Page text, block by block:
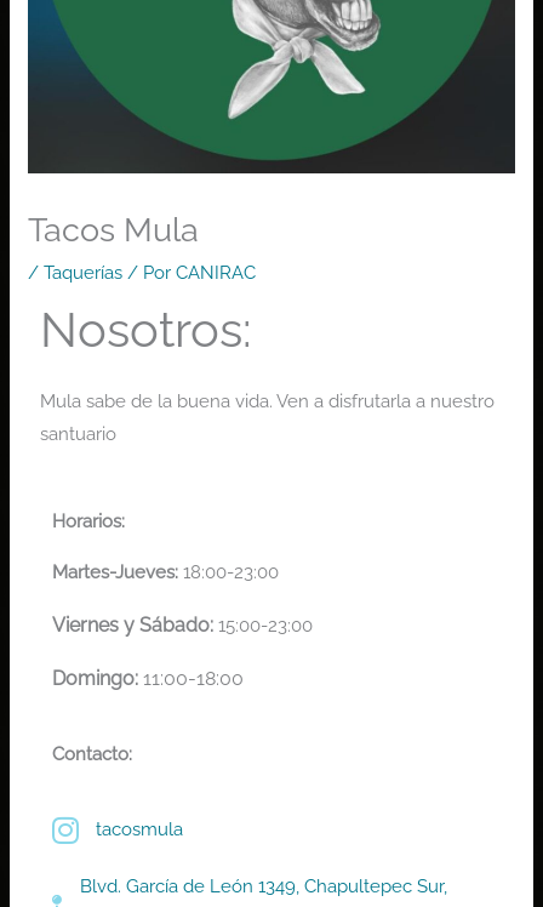
Tacos Mula
/Taquerías / PorCANIRAC
Nosotros:
Mula sabe de la buena vida. Ven a disfrutarla a nuestro
santuario
Horarios:
Martes-Jueves:18:00-23:00
Viernes y Sábado: 15:00-23:00
Domingo: 11:00-18:00
Contacto:
tacosmula
Blvd. García de León 1349, Chapultepec Sur,